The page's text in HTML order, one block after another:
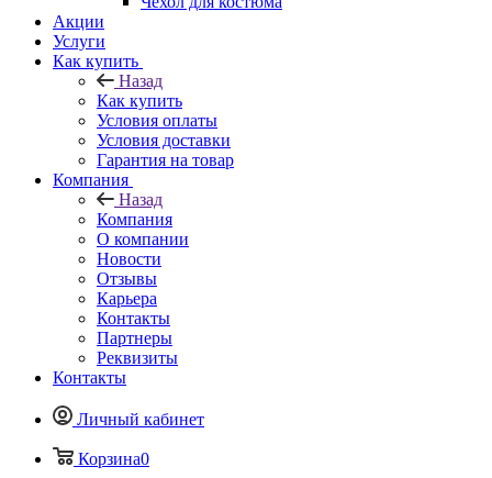
Акции
Услуги
Как купить
Назад
Как купить
Условия оплаты
Условия доставки
Гарантия на товар
Компания
Назад
Компания
О компании
Новости
Отзывы
Карьера
Контакты
Партнеры
Реквизиты
Контакты
Личный кабинет
Корзина0